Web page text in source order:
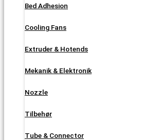
Bed Adhesion
Cooling Fans
Extruder & Hotends
Mekanik & Elektronik
Nozzle
Tilbehør
Tube & Connector